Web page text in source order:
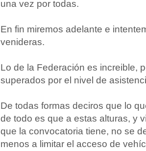
una vez por todas.
En fin miremos adelante e
venideras.
Lo de la Federación es increible,
superados por el nivel de
De todas formas deciros que lo
de todo es que a estas alturas, y
que la convocatoria tiene, no se
menos a limitar el acceso de